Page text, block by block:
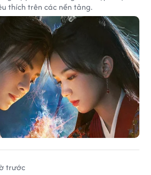
thích trên các nền tảng.
trước